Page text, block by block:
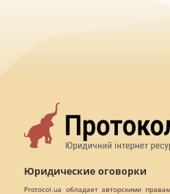
Юридические оговорки
Protocol.ua обладает авторскими